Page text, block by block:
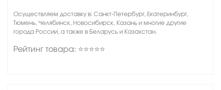
Осуществляем доставку в: Санкт-Петербург, Екатеринбург,
Тюмень, Челябинск, Новосибирск, Казань и многие другие
города России, а также в Беларусь и Казахстан.
Рейтинг товара: ⭐⭐⭐⭐⭐